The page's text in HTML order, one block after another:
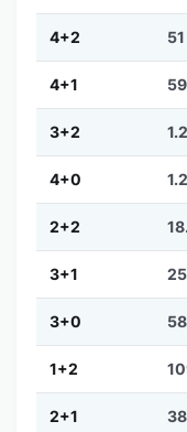
4+2 51
4+1
3+2
4+0
2+2
3+1
3+0
1+2
2+1